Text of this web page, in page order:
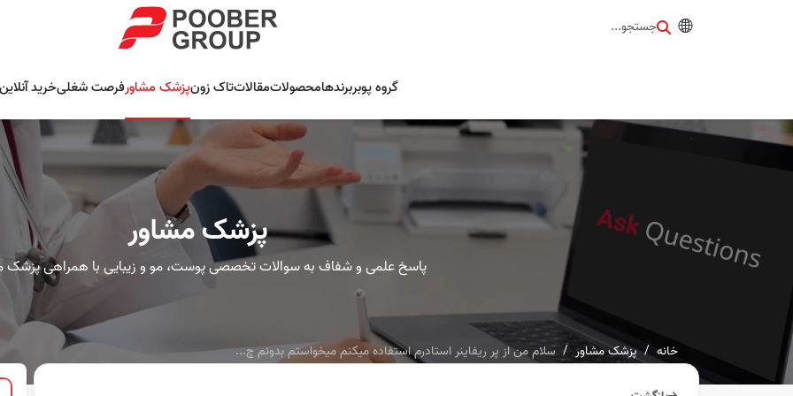
جستجو...
گروه پوبربرندهامحصولاتمقالاتتاک زونپزشک مشاورفرصت شغلیخرید
پزشک مشاور
پاسخ علمی و شفاف به سوالات تخصصی پوست، مو و زیبایی با همراهی پزشک
خانه پزشک مشاور سلام من از پر ریفاینر استادرم استفاده میکنم میخواستم بدونم چ...